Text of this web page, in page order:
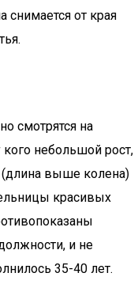
снимается от края
смотрятся на
небольшой рост,
выше колена)
красивых
и не
35-40 лет.